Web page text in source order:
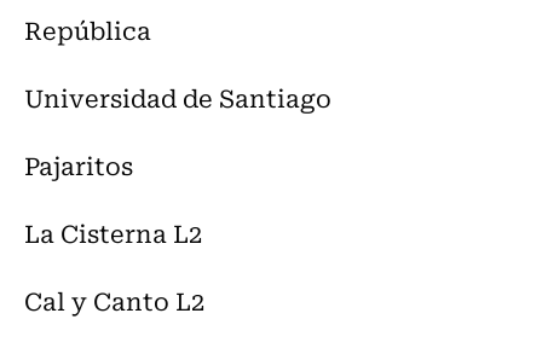
República
Universidad de Santiago
Pajaritos
La Cisterna L2
Cal y Canto L2